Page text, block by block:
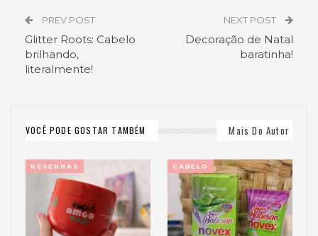
PREV POST
Glitter Roots: Cabelo
brilhando,
literalmente!
NEXT POST
Decoração de Natal
baratinha!
VOCÊ PODE GOSTAR TAMBÉM Mais Do Autor
RESENHAS CABELO